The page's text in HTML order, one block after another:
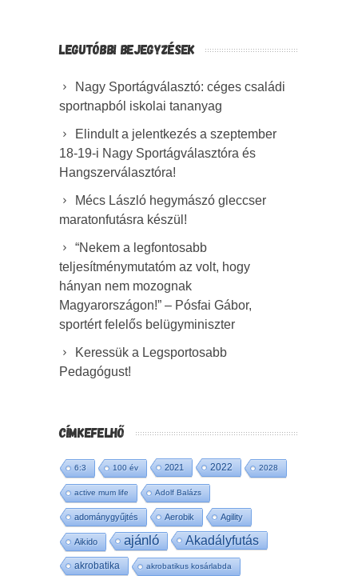
LEGUTÓBBI BEJEGYZÉSEK
Nagy Sportágválasztó: céges családi
sportnapból iskolai tananyag
Elindult a jelentkezés a szeptember
18-19-i Nagy Sportágválasztóra és
Hangszerválasztóra!
Mécs László hegymászó gleccser
maratonfutásra készül!
“Nekem a legfontosabb
teljesítménymutatóm az volt, hogy
hányan nem mozognak
Magyarországon!” – Pósfai Gábor,
sportért felelős belügyminiszter
Keressük a Legsportosabb
Pedagógust!
CÍMKEFELHŐ
6:3 100 év 2021 2022 2028
active mum life Adolf Balázs
adománygyűjtés Aerobik Agility
Aikido ajánló Akadályfutás
akrobatika akrobatikus kosárlabda